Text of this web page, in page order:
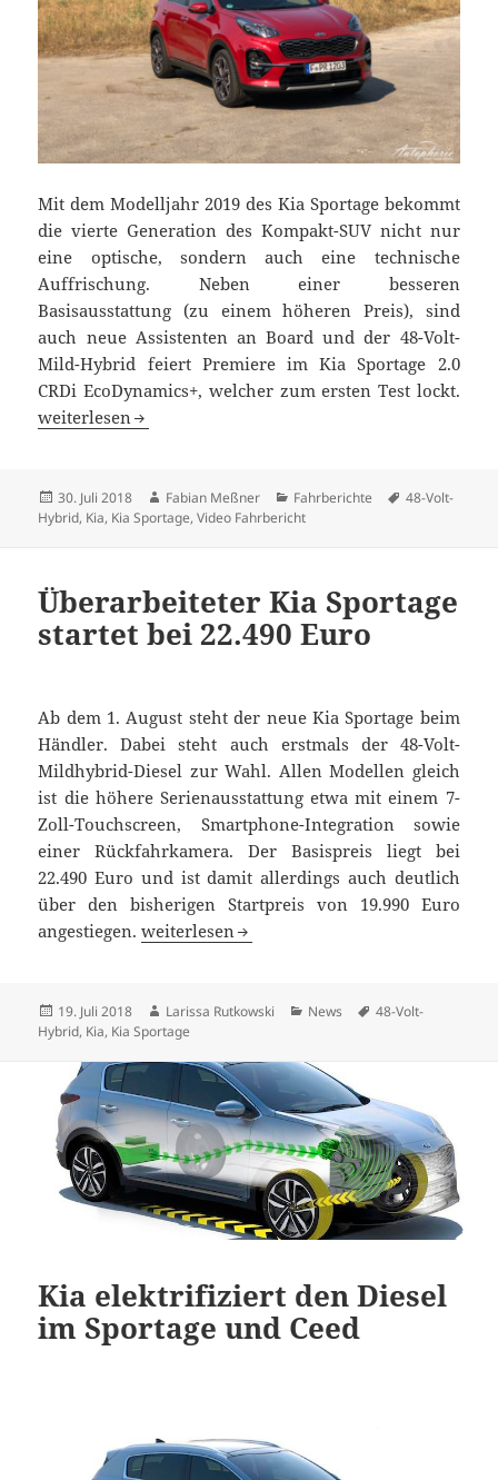
Mit dem Modelljahr 2019 des Kia Sportage bekommt
die vierte Generation des Kompakt-SUV nicht nur
eine optische, sondern auch eine technische
Auffrischung. Neben einer besseren
Basisausstattung (zu einem höheren Preis), sind
auch neue Assistenten an Board und der 48-Volt-
Mild-Hybrid feiert Premiere im Kia Sportage 2.0
CRDi EcoDynamics+, welcher zum ersten Test lockt.
Erster Test des Kia Sportage 2.0 CRDi EcoDynamics+
weiterlesen
Veröffentlicht
am
30. Juli 2018 Autor
Fabian Meßner Kategorien
Fahrberichte Schlagwörter
48-Volt-
Hybrid, Kia, Kia Sportage,Video Fahrbericht
Überarbeiteter Kia Sportage
startet bei 22.490 Euro
Ab dem 1. August steht der neue Kia Sportage beim
Händler. Dabei steht auch erstmals der 48-Volt-
Mildhybrid-Diesel zur Wahl. Allen Modellen gleich
ist die höhere Serienausstattung etwa mit einem 7-
Zoll-Touchscreen, Smartphone-Integration sowie
einer Rückfahrkamera. Der Basispreis liegt bei
22.490 Euro und ist damit allerdings auch deutlich
über den bisherigen Startpreis von 19.990 Euro
angestiegen.Überarbeiteter Kia Sportage startet bei
weiterlesen
Veröffentlicht
am
19. Juli 2018 Autor
Larissa Rutkowski Kategorien
News Schlagwörter
48-Volt-
Hybrid, Kia, Kia Sportage
Kia elektrifiziert den Diesel
im Sportage und Ceed